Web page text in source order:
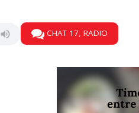
CHAT 17, RADIO